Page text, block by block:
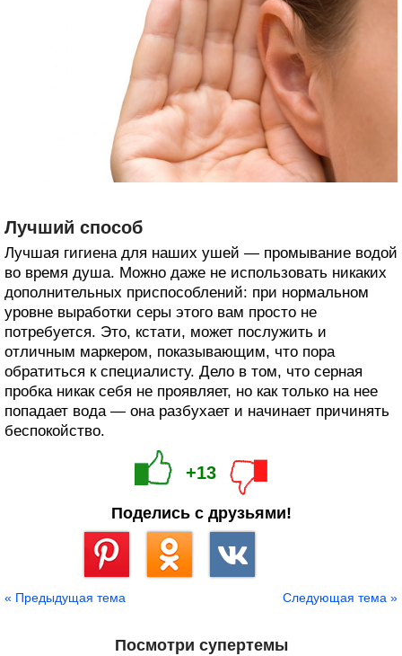
Лучший способ
Лучшая гигиена для наших ушей — промывание водой
во время душа. Можно даже не использовать никаких
дополнительных приспособлений: при нормальном
уровне выработки серы этого вам просто не
потребуется. Это, кстати, может послужить и
отличным маркером, показывающим, что пора
обратиться к специалисту. Дело в том, что серная
пробка никак себя не проявляет, но как только на нее
попадает вода — она разбухает и начинает причинять
беспокойство.
+13
Поделись с друзьями!
« Предыдущая тема Следующая тема »
Посмотри супертемы